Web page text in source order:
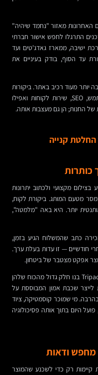
האחרונות מאזור "נחמד שיהיה"
התרגלו לחפש אישור חברתי
ישיבה, ממארז גאדג'טים ועד
עד הסוף, בודק בעיניים את
יותר מעוד רכיב באתר. ביקורות
הן שילוב בין אמון, תוכן גולשים, חוויית משתמש, SEO, שירות לקוחות ואפילו
של החנות; הן גם מעצבות אותה.
קנייה
כותרות
מקצועי ולכתוב יתרונות
מטעם המותג. ביקורת לקוח,
יותר. היא באה "מלמטה",
כתב שהמשלוח הגיע בזמן,
חודשיים — זו עדות בעלת ערך.
אפקט מצטבר של ביטחון.
לכן חברות כמו Amazon, Booking ו-Tripadvisor בנו חלק גדול מהכוח שלהן
שכבת אמון המבוססת על
מי שמוכר קוסמטיקה, ציוד
היום בתוך אותה פסיכולוגיה
ודאות
קיימות רק כדי לשכנע שהמוצר